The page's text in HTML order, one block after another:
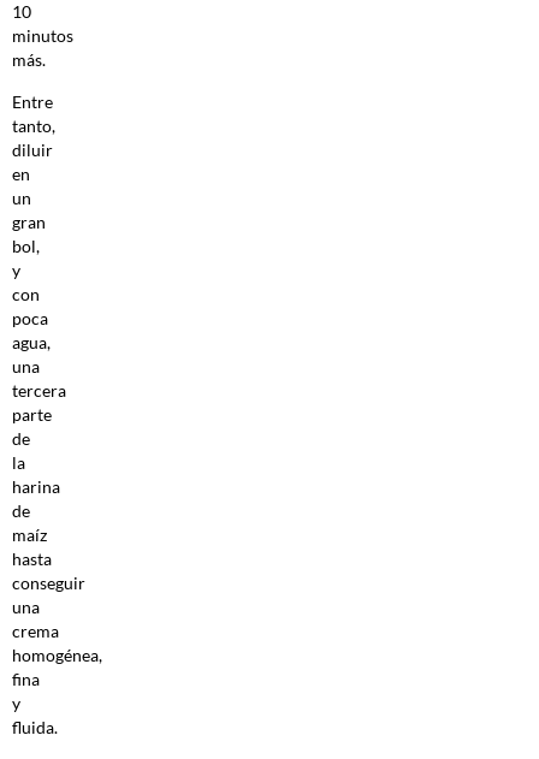
10
minutos
más.
Entre
tanto,
diluir
en
un
gran
bol,
y
con
poca
agua,
una
tercera
parte
de
la
harina
de
maíz
hasta
conseguir
una
crema
homogénea,
fina
y
fluida.